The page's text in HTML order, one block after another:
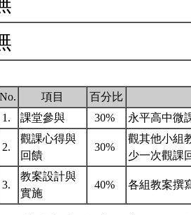
No. 項目
百分比
1.
課堂參與 30% 永平高中微
2.
觀課心得與
回饋
30%
觀其他小組
少一次觀課
3.
教案設計與
實施
40% 各組教案撰